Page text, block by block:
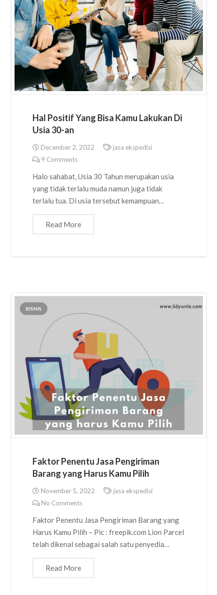
Hal Positif Yang Bisa Kamu Lakukan Di
Usia 30-an
December 2, 2022
jasa ekspedisi
9 Comments
Halo sahabat, Usia 30 Tahun merupakan usia
yang tidak terlalu muda namun juga tidak
terlalu tua. Di usia tersebut kemampuan…
Read More
BISNIS
Faktor Penentu Jasa Pengiriman
Barang yang Harus Kamu Pilih
November 5, 2022
jasa ekspedisi
No Comments
Faktor Penentu Jasa Pengiriman Barang yang
Harus Kamu Pilih – Pic : freepik.com Lion Parcel
telah dikenal sebagai salah satu penyedia…
Read More